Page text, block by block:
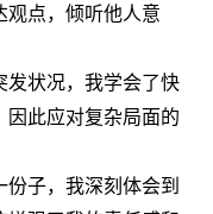
观点，倾听他人意
发状况，我学会了快
因此应对复杂局面的
子，我深刻体会到